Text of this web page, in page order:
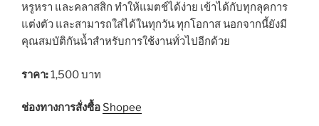
หรูหรา และคลาสสิก ทำให้แมตช์ได้ง่าย เข้าได้กับทุกลุคการ
แต่งตัว และสามารถใส่ได้ในทุกวัน ทุกโอกาส นอกจากนี้ยังมี
คุณสมบัติกันน้ำสำหรับการใช้งานทั่วไปอีกด้วย
ราคา:1,500 บาท
ช่องทางการสั่งซื้อ Shopee